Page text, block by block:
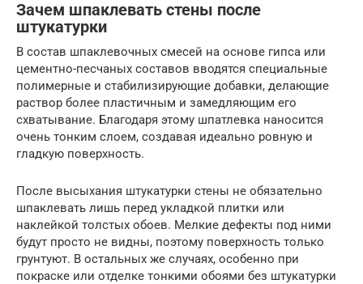
Зачем шпаклевать стены после
штукатурки
В состав шпаклевочных смесей на основе гипса или
цементно-песчаных составов вводятся специальные
полимерные и стабилизирующие добавки, делающие
раствор более пластичным и замедляющим его
схватывание. Благодаря этому шпатлевка наносится
очень тонким слоем, создавая идеально ровную и
гладкую поверхность.
После высыхания штукатурки стены не обязательно
шпаклевать лишь перед укладкой плитки или
наклейкой толстых обоев. Мелкие дефекты под ними
будут просто не видны, поэтому поверхность только
грунтуют. В остальных же случаях, особенно при
покраске или отделке тонкими обоями без штукатурки